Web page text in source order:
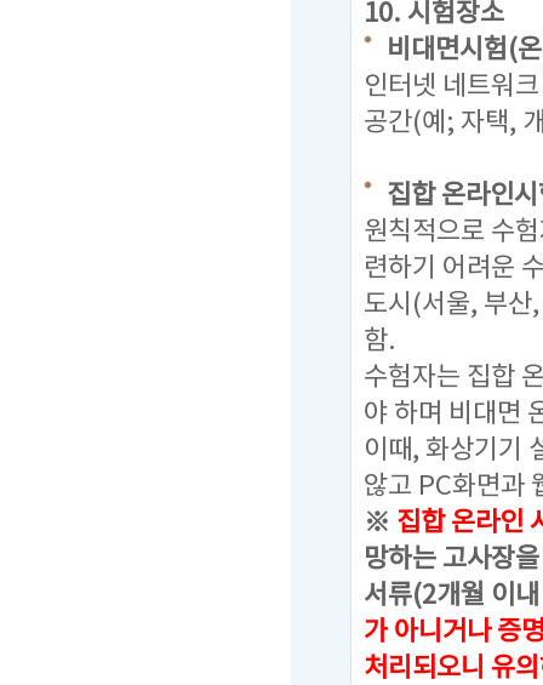
10. 시험장소
비대면시험(
인터넷 네트워
공간(예; 자택,
집합 온라인
원칙적으로 수
련하기 어려운
도시(서울, 부산
함.
수험자는 집합
야 하며 비대면
이때, 화상기기
않고 PC화면과
※ 집합 온라인
망하는 고사장
서류(2개월 이
가 아니거나 증
처리되오니 유